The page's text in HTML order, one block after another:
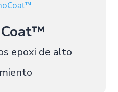
epoxi de alto